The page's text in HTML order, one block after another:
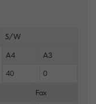
S/W
A4 A3
40 0
Fax